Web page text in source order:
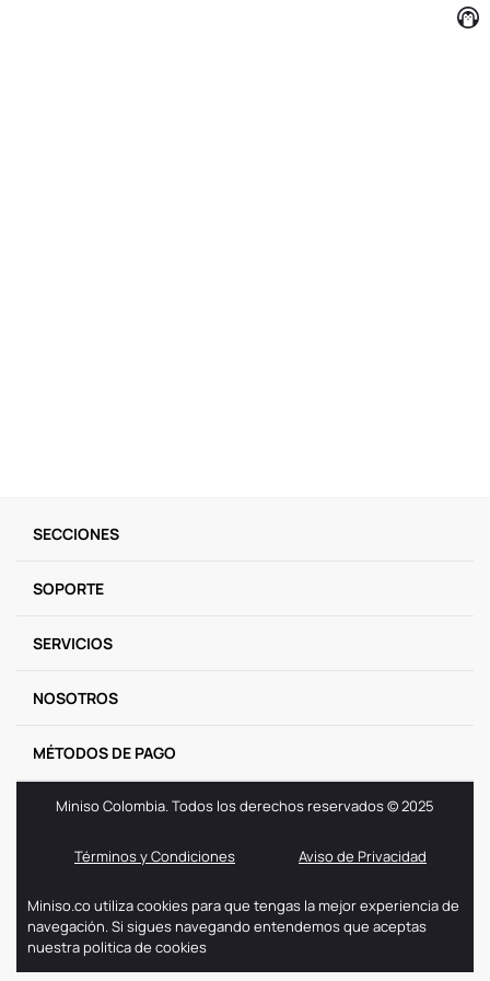
SECCIONES
SOPORTE
SERVICIOS
NOSOTROS
MÉTODOS DE PAGO
Miniso Colombia. Todos los derechos reservados © 2025
Términos y Condiciones Aviso de Privacidad
Miniso.co utiliza cookies para que tengas la mejor experiencia de
navegación. Si sigues navegando entendemos que aceptas
nuestra politica de cookies